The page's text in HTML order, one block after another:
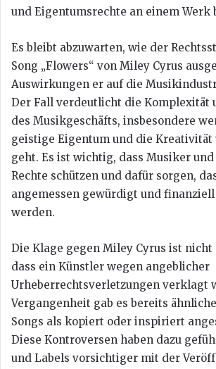
und Eigentumsrechte an einem Werk
Es bleibt abzuwarten, wie der
Song „Flowers“ von Miley Cyrus
Auswirkungen er auf die
Der Fall verdeutlicht die Komplexität
des Musikgeschäfts, insbesondere
geistige Eigentum und die Kreativität
geht. Es ist wichtig, dass Musiker
Rechte schützen und dafür sorgen,
angemessen gewürdigt und
werden.
Die Klage gegen Miley Cyrus ist nicht
dass ein Künstler wegen angeblicher
Urheberrechtsverletzungen verklagt
Vergangenheit gab es bereits
Songs als kopiert oder inspiriert
Diese Kontroversen haben dazu
und Labels vorsichtiger mit der